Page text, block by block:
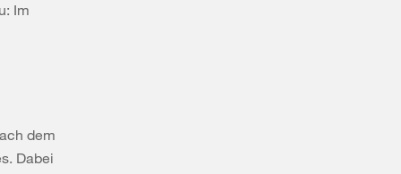
Im
dem
Dabei